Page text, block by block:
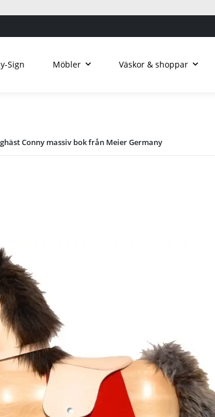
Sign Möbler Väskor & shoppar
Conny massiv bok från Meier Germany